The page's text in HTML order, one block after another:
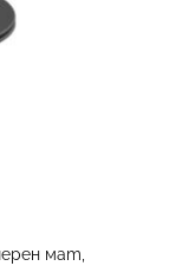
мат,